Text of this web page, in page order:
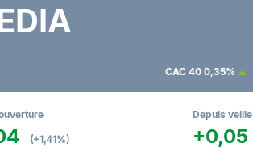
CAC 40 0,35%
(+1,41%)
Depuis veille
+0,05